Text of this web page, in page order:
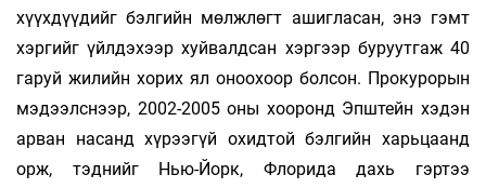
хүүхдүүдийг бэлгийн мөлжлөгт ашигласан, энэ гэмт
хэргийг үйлдэхээр хуйвалдсан хэргээр буруутгаж 40
гаруй жилийн хорих ял оноохоор болсон. Прокурорын
мэдээлснээр, 2002-2005 оны хооронд Эпштейн хэдэн
арван насанд хүрээгүй охидтой бэлгийн харьцаанд
орж, тэднийг Нью-Йорк, Флорида дахь гэртээ